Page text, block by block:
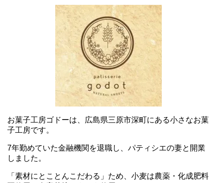
お菓子工房ゴドーは、広島県三原市深町にある小さなお菓
子工房です。
7年勤めていた金融機関を退職し、パティシエの妻と開業
しました。
「素材にとことんこだわる」ため、小麦は農薬・化成肥料